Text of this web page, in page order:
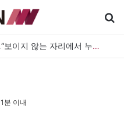
[신간] 대통령의 등 뒤 1미터…“보이지 않는 자리에서 누구를 지킨다는 것”
1분 이내